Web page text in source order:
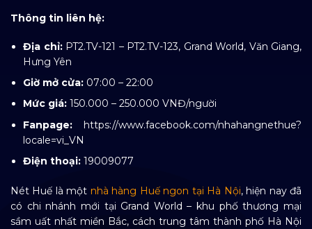
Thông tin liên hệ:
Địa chỉ:PT2.TV-121 – PT2.TV-123, Grand World, Văn Giang,
Hưng Yên
Giờ mở cửa: 07:00 – 22:00
Mức giá: 150.000 – 250.000 VNĐ/người
Fanpage: https://www.facebook.com/nhahangnethue?
locale=vi_VN
Điện thoại: 19009077
Nét Huế là một nhà hàng Huế ngon tại Hà Nội, hiện nay đã
có chi nhánh mới tại Grand World – khu phố thương mại
sầm uất nhất miền Bắc, cách trung tâm thành phố Hà Nội